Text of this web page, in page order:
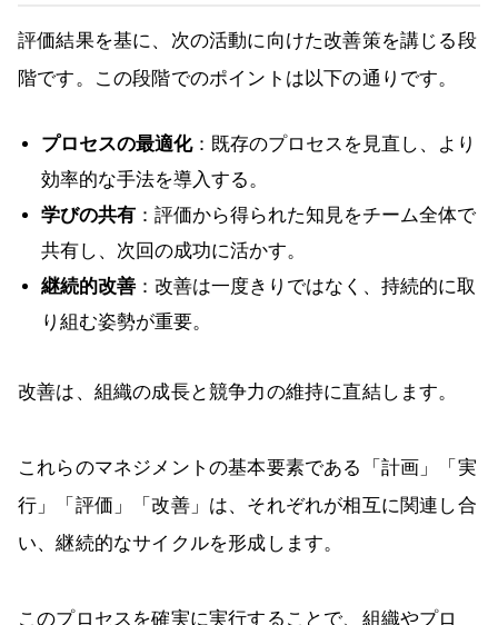
評価結果を基に、次の活動に向けた改善策を講じる段
階です。この段階でのポイントは以下の通りです。
プロセスの最適化：既存のプロセスを見直し、より
効率的な手法を導入する。
学びの共有 ：評価から得られた知見をチーム全体で
共有し、次回の成功に活かす。
継続的改善 ：改善は一度きりではなく、持続的に取
り組む姿勢が重要。
改善は、組織の成長と競争力の維持に直結します。
これらのマネジメントの基本要素である「計画」「実
行」「評価」「改善」は、それぞれが相互に関連し合
い、継続的なサイクルを形成します。
このプロセスを確実に実行することで、組織やプロ